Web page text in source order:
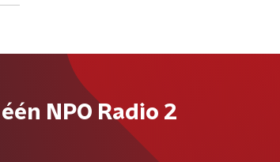
NPO Radio 2